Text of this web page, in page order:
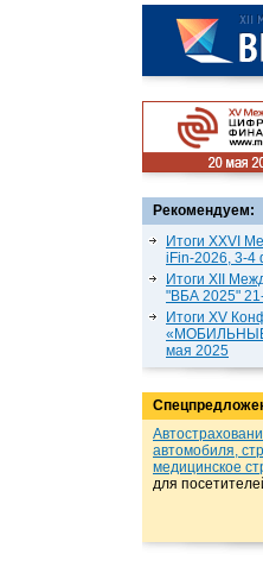
Рекомендуем:
Итоги XXVI
iFin-2026, 3-4
Итоги XII
"ВБА 2025"
Итоги XV
мая 2025
автомобиля,
медицинское
для